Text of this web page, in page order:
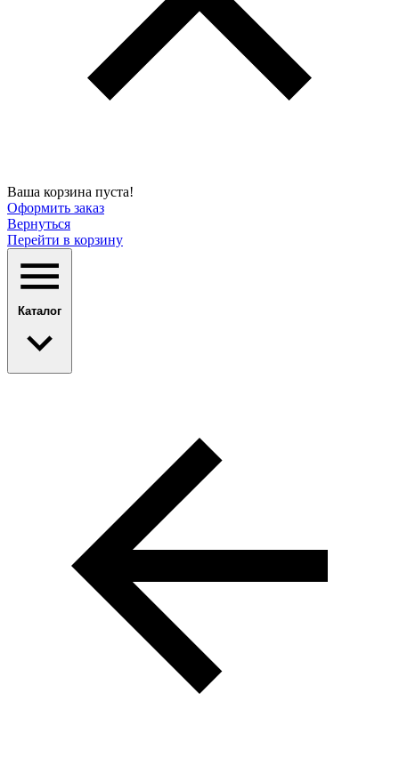
Ваша корзина пуста!
Оформить заказ
Вернуться
Перейти в корзину
Каталог